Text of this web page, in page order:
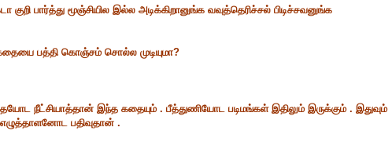
குறி பார்த்து மூஞ்சியில இல்ல அடிக்கிறானுங்க வவுத்தெரிச்சல் பிடிச்சவனுங்க
பத்தி கொஞ்சம் சொல்ல முடியுமா?
நீட்சியாத்தான் இந்த கதையும் . பீத்துணியோட படிமங்கள் இதிலும் இருக்கும் . இதுவும்
எழுத்தாளனோட பதிவுதான் .